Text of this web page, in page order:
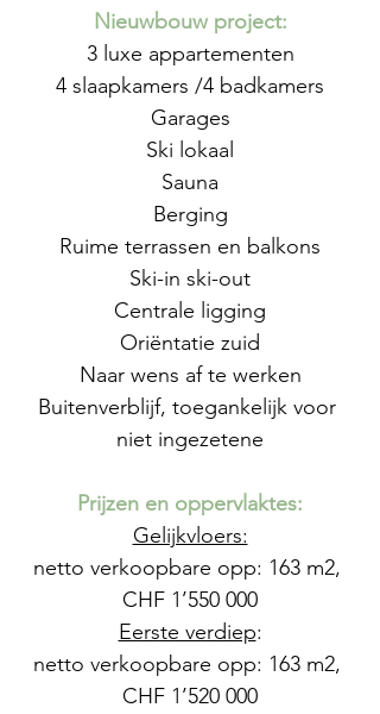
Nieuwbouw project:
3 luxe appartementen
4 slaapkamers /4 badkamers
Garages
Ski lokaal
Sauna
Berging
Ruime terrassen en balkons
Ski-in ski-out
Centrale ligging
Oriëntatie zuid
Naar wens af te werken
Buitenverblijf, toegankelijk voor
niet ingezetene
Prijzen en oppervlaktes:
Gelijkvloers:
netto verkoopbare opp: 163 m2,
CHF 1’550 000
Eerste verdiep:
netto verkoopbare opp: 163 m2,
CHF 1’520 000